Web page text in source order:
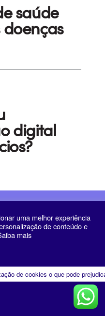
saúde
digital
lente do design
uma melhor experiência
de conteúdo e
mais
de cookies o que pode